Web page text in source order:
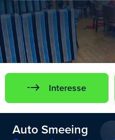
Interesse
Auto Smeeing